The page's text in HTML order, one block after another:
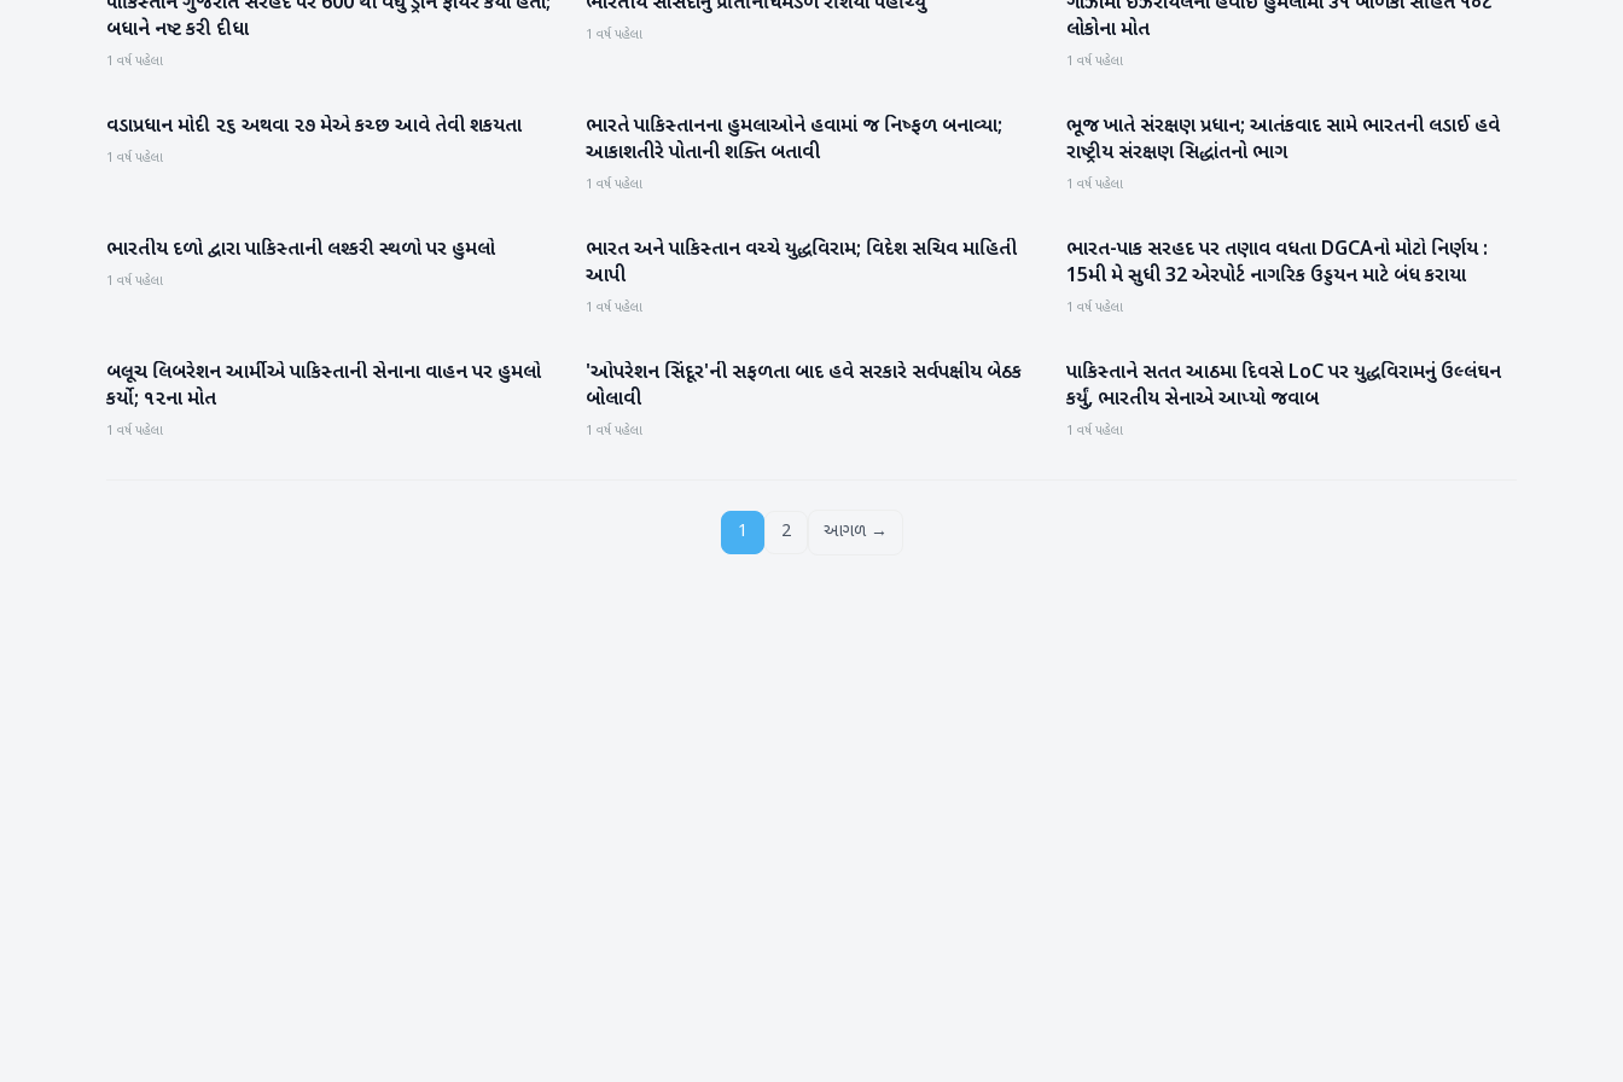
બધાને નષ્ટ કરી દીધા
1 વર્ષ પહેલા
1 વર્ષ પહેલા
લોકોના મોત
1 વર્ષ પહેલા
ગુજરાત
વડાપ્રધાન મોદી ૨૬ અથવા ૨૭ મેએ કચ્‍છ આવે તેવી શકયતા
1 વર્ષ પહેલા
રાષ્ટ્રીય
ભારતે પાકિસ્તાનના હુમલાઓને હવામાં જ નિષ્ફળ બનાવ્યા;
આકાશતીરે પોતાની શક્તિ બતાવી
1 વર્ષ પહેલા
ગુજરાત
ભૂજ ખાતે સંરક્ષણ પ્રધાન; આતંકવાદ સામે ભારતની લડાઈ હવે
રાષ્ટ્રીય સંરક્ષણ સિદ્ધાંતનો ભાગ
1 વર્ષ પહેલા
રાષ્ટ્રીય
ભારતીય દળો દ્વારા પાકિસ્તાની લશ્કરી સ્થળો પર હુમલો
1 વર્ષ પહેલા
રાષ્ટ્રીય
ભારત અને પાકિસ્તાન વચ્ચે યુદ્ધવિરામ; વિદેશ સચિવ માહિતી
આપી
1 વર્ષ પહેલા
રાષ્ટ્રીય
ભારત-પાક સરહદ પર તણાવ વધતા DGCAનો મોટો નિર્ણય :
15મી મે સુધી 32 એરપોર્ટ નાગરિક ઉડ્ડયન માટે બંધ કરાયા
1 વર્ષ પહેલા
આંતરરાષ્ટ્રીય
બલૂચ લિબરેશન આર્મીએ પાકિસ્તાની સેનાના વાહન પર હુમલો
કર્યો; ૧૨ના મોત
1 વર્ષ પહેલા
રાષ્ટ્રીય
'ઓપરેશન સિંદૂર'ની સફળતા બાદ હવે સરકારે સર્વપક્ષીય બેઠક
બોલાવી
1 વર્ષ પહેલા
રાષ્ટ્રીય
પાકિસ્તાને સતત આઠમા દિવસે LoC પર યુદ્ધવિરામનું ઉલ્લંઘન
કર્યું, ભારતીય સેનાએ આપ્યો જવાબ
1 વર્ષ પહેલા
1 2 આગળ →